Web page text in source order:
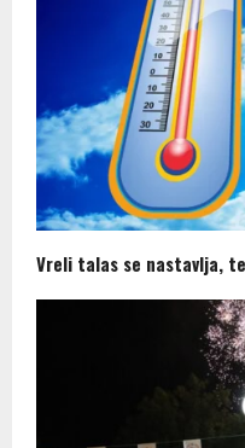
Vreli talas se nastavlja,